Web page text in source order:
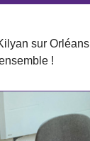
sur Orléans
!